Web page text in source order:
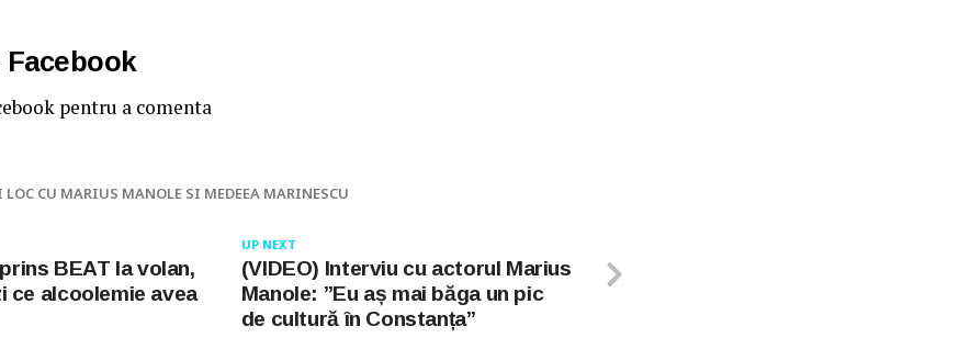
pentru a comenta
CU MARIUS MANOLE SI MEDEEA MARINESCU
UP NEXT
(VIDEO) Interviu cu actorul Marius
Manole: ”Eu aș mai băga un pic
de cultură în Constanța”
BEAT la volan,
ce alcoolemie avea